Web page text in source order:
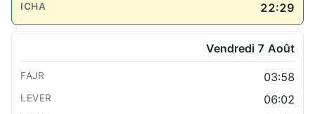
22:29
Vendredi 7 Août
03:58
06:02